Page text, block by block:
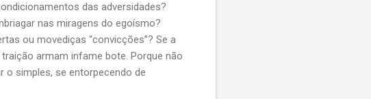
das adversidades?
nas miragens do egoísmo?
ou movediças “convicções”? Se a
armam infame bote. Porque não
o simples, se entorpecendo de